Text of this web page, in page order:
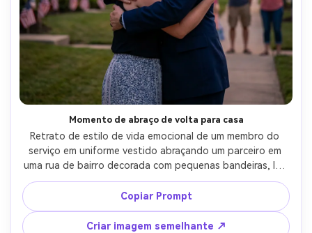
Momento de abraço de volta para casa
Retrato de estilo de vida emocional de um membro do
serviço em uniforme vestido abraçando um parceiro em
uma rua de bairro decorada com pequenas bandeiras, luz
suave da noite, vizinhos borrados no fundo, fogos de
artifício sutis brilhando no céu, disparado em Sony A7IV,
85mm f/1.8, profundidade de campo rasa, textura da pele
fotorealista, humor alegre terno-AR 4:5
Copiar Prompt
Criar imagem semelhante ↗